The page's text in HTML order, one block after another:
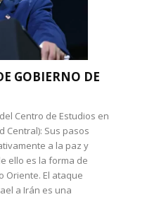
GOBIERNO DE
Centro de Estudios en
Central): Sus pasos
a la paz y
ello es la forma de
Oriente. El ataque
a Irán es una